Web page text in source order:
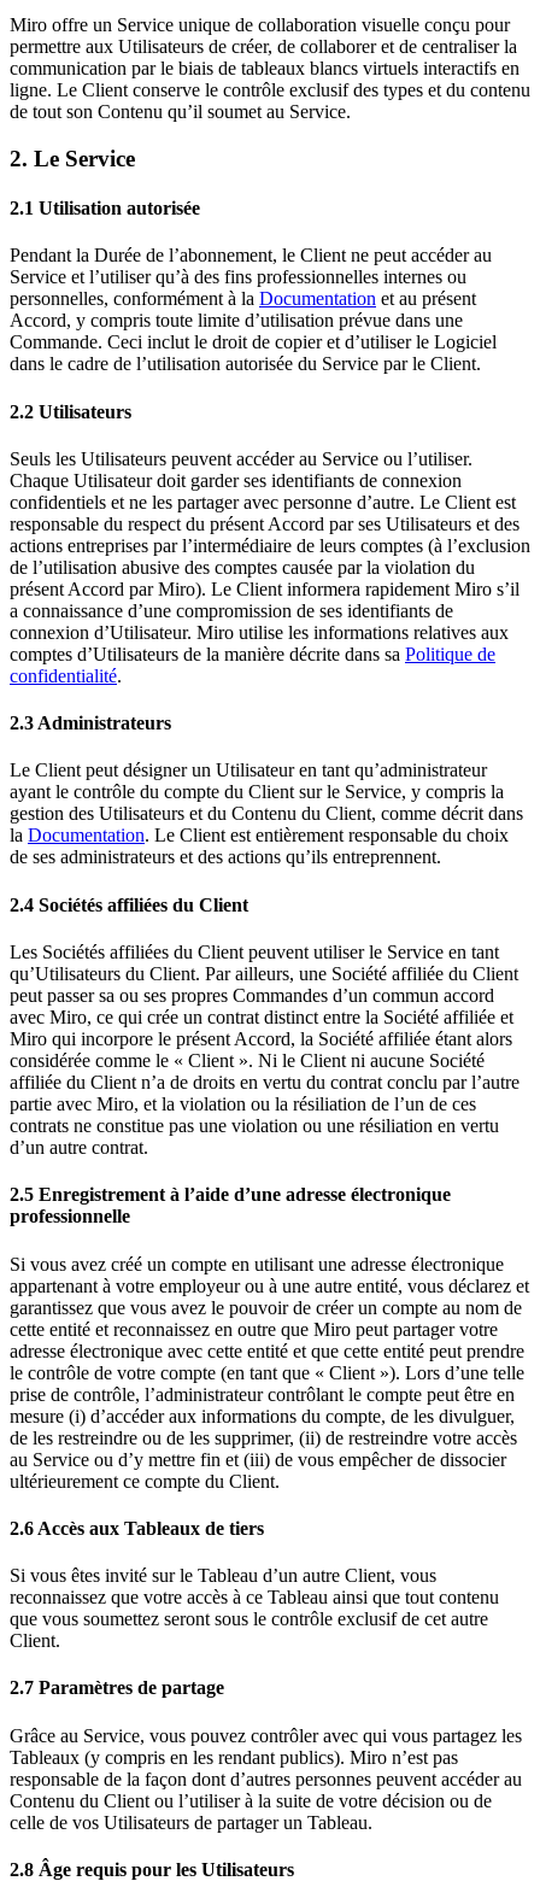
Miro offre un Service unique de collaboration visuelle conçu pour
permettre aux Utilisateurs de créer, de collaborer et de centraliser la
communication par le biais de tableaux blancs virtuels interactifs en
ligne. Le Client conserve le contrôle exclusif des types et du contenu
de tout son Contenu qu’il soumet au Service.
2. Le Service
2.1 Utilisation autorisée
Pendant la Durée de l’abonnement, le Client ne peut accéder au
Service et l’utiliser qu’à des fins professionnelles internes ou
personnelles, conformément à la Documentation et au présent
Accord, y compris toute limite d’utilisation prévue dans une
Commande. Ceci inclut le droit de copier et d’utiliser le Logiciel
dans le cadre de l’utilisation autorisée du Service par le Client.
2.2 Utilisateurs
Seuls les Utilisateurs peuvent accéder au Service ou l’utiliser.
Chaque Utilisateur doit garder ses identifiants de connexion
confidentiels et ne les partager avec personne d’autre. Le Client est
responsable du respect du présent Accord par ses Utilisateurs et des
actions entreprises par l’intermédiaire de leurs comptes (à l’exclusion
de l’utilisation abusive des comptes causée par la violation du
présent Accord par Miro). Le Client informera rapidement Miro s’il
a connaissance d’une compromission de ses identifiants de
connexion d’Utilisateur. Miro utilise les informations relatives aux
comptes d’Utilisateurs de la manière décrite dans sa Politique de
confidentialité.
2.3 Administrateurs
Le Client peut désigner un Utilisateur en tant qu’administrateur
ayant le contrôle du compte du Client sur le Service, y compris la
gestion des Utilisateurs et du Contenu du Client, comme décrit dans
la Documentation. Le Client est entièrement responsable du choix
de ses administrateurs et des actions qu’ils entreprennent.
2.4 Sociétés affiliées du Client
Les Sociétés affiliées du Client peuvent utiliser le Service en tant
qu’Utilisateurs du Client. Par ailleurs, une Société affiliée du Client
peut passer sa ou ses propres Commandes d’un commun accord
avec Miro, ce qui crée un contrat distinct entre la Société affiliée et
Miro qui incorpore le présent Accord, la Société affiliée étant alors
considérée comme le « Client ». Ni le Client ni aucune Société
affiliée du Client n’a de droits en vertu du contrat conclu par l’autre
partie avec Miro, et la violation ou la résiliation de l’un de ces
contrats ne constitue pas une violation ou une résiliation en vertu
d’un autre contrat.
2.5 Enregistrement à l’aide d’une adresse électronique
professionnelle
Si vous avez créé un compte en utilisant une adresse électronique
appartenant à votre employeur ou à une autre entité, vous déclarez et
garantissez que vous avez le pouvoir de créer un compte au nom de
cette entité et reconnaissez en outre que Miro peut partager votre
adresse électronique avec cette entité et que cette entité peut prendre
le contrôle de votre compte (en tant que « Client »). Lors d’une telle
prise de contrôle, l’administrateur contrôlant le compte peut être en
mesure (i) d’accéder aux informations du compte, de les divulguer,
de les restreindre ou de les supprimer, (ii) de restreindre votre accès
au Service ou d’y mettre fin et (iii) de vous empêcher de dissocier
ultérieurement ce compte du Client.
2.6 Accès aux Tableaux de tiers
Si vous êtes invité sur le Tableau d’un autre Client, vous
reconnaissez que votre accès à ce Tableau ainsi que tout contenu
que vous soumettez seront sous le contrôle exclusif de cet autre
Client.
2.7 Paramètres de partage
Grâce au Service, vous pouvez contrôler avec qui vous partagez les
Tableaux (y compris en les rendant publics). Miro n’est pas
responsable de la façon dont d’autres personnes peuvent accéder au
Contenu du Client ou l’utiliser à la suite de votre décision ou de
celle de vos Utilisateurs de partager un Tableau.
2.8 Âge requis pour les Utilisateurs